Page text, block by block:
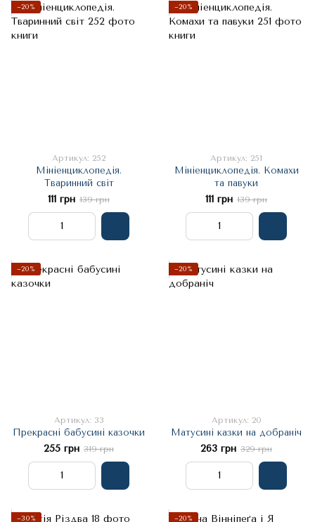
−20%
Артикул: 252
Мініенциклопедія.
Тваринний світ
111 грн 139 грн
−20%
Артикул: 251
Мініенциклопедія. Комахи
та павуки
111 грн 139 грн
−20%
Артикул: 33
Прекрасні бабусині казочки
255 грн 319 грн
−20%
Артикул: 20
Матусині казки на добраніч
263 грн 329 грн
−30% −20%